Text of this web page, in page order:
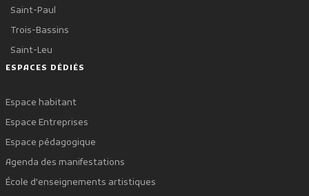
Saint-Paul
Trois-Bassins
Saint-Leu
ESPACES DÉDIÉS
Espace habitant
Espace Entreprises
Espace pédagogique
Agenda des manifestations
École d'enseignements artistiques